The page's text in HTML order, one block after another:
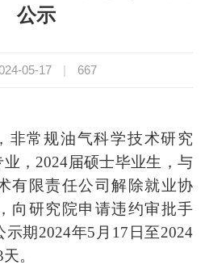
公示
05-17 | 667
非常规油气科学技术研究
，2024届硕士毕业生，与
有限责任公司解除就业协
向研究院申请违约审批手
期2024年5月17日至2024
。